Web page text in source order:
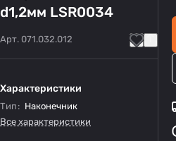
d1,2мм LSR0034
Арт. 071.032.012
Характеристики
Тип : Наконечник
Все характеристики